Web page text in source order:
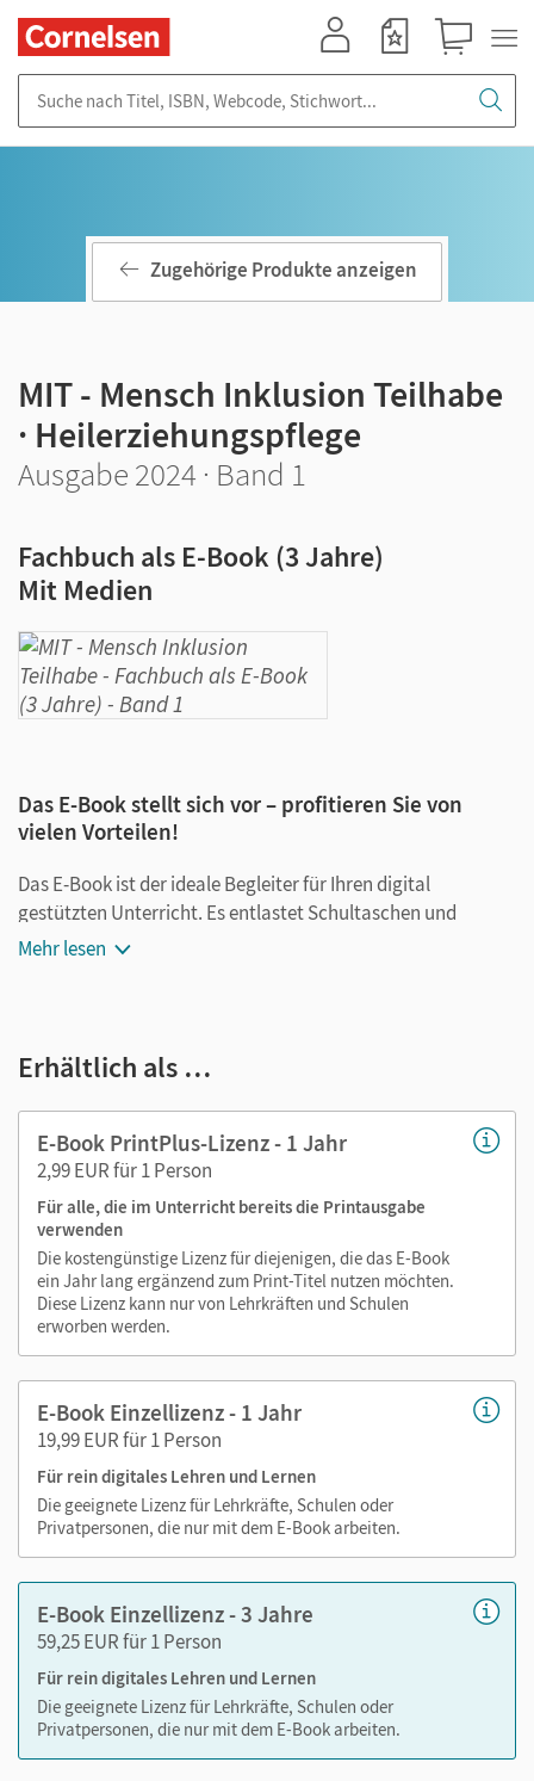
Zugehörige Produkte anzeigen
MIT - Mensch Inklusion Teilhabe
· Heilerziehungspflege
Ausgabe 2024 · Band 1
Fachbuch als E-Book (3 Jahre)
Mit Medien
Das E-Book stellt sich vor – profitieren Sie von
vielen Vorteilen!
Das E-Book ist der ideale Begleiter für Ihren digital
gestützten Unterricht. Es entlastet Schultaschen und
Rucksäcke und ist jederzeit unkompliziert verfügbar.
Notizen erstellen
Markierungen setzen
Text ergänzen
Lesezeichen hinzufügen
im Text suchen
zoomen
Die Medien sind wichtige Bestandteile dieses E-Books. Sie
sind seitengenau platziert, damit Sie und Ihre Schüler/-innen
jederzeit unkompliziert darauf zugreifen können. So
gestalten Sie das Lehren und Lernen zeitsparend und
abwechslungsreich. Kein Medienwechsel! Kein
zeitaufwendiges Suchen!
Medien in diesem E-Book:
Videos
Erklärfilme
Mehr lesen
Erhältlich als …
E-Book PrintPlus-Lizenz - 1 Jahr
2,99 EUR für 1 Person
Für alle, die im Unterricht bereits die Printausgabe
verwenden
Die kostengünstige Lizenz für diejenigen, die das E-Book
ein Jahr lang ergänzend zum Print-Titel nutzen möchten.
Diese Lizenz kann nur von Lehrkräften und Schulen
erworben werden.
E-Book Einzellizenz - 1 Jahr
19,99 EUR für 1 Person
Für rein digitales Lehren und Lernen
Die geeignete Lizenz für Lehrkräfte, Schulen oder
Privatpersonen, die nur mit dem E-Book arbeiten.
E-Book Einzellizenz - 3 Jahre
59,25 EUR für 1 Person
Für rein digitales Lehren und Lernen
Die geeignete Lizenz für Lehrkräfte, Schulen oder
Privatpersonen, die nur mit dem E-Book arbeiten.